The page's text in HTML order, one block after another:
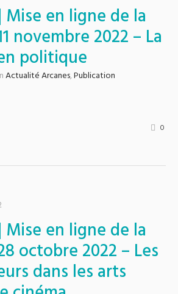
en ligne de la
novembre 2022 – La
politique
Actualité Arcanes,Publication
0
en ligne de la
octobre 2022 – Les
dans les arts